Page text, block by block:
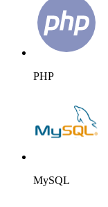
PHP
MySQL